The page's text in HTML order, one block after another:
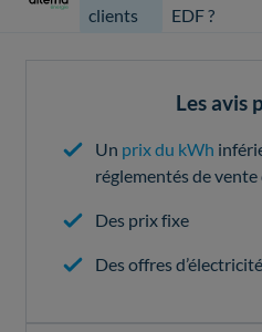
clients
EDF ?
Les avis
Un prix du kWh
réglementés de vente
Des prix fixe
Des offres